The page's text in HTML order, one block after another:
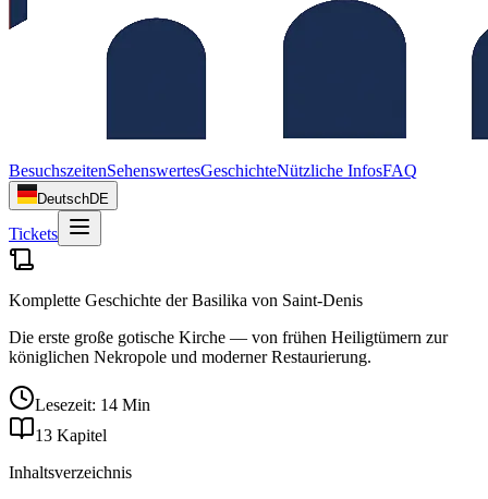
BesuchszeitenSehenswertesGeschichteNützliche InfosFAQ
DeutschDE
Tickets
Komplette Geschichte der Basilika von Saint‑Denis
Die erste große gotische Kirche — von frühen Heiligtümern zur
königlichen Nekropole und moderner Restaurierung.
Lesezeit: 14 Min
13 Kapitel
Inhaltsverzeichnis